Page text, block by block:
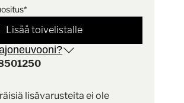
Lisää toivelistalle
lisävarusteita ei ole